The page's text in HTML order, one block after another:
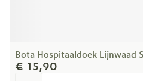
Bota Hospitaaldoek Lijnwaad
€ 15,90